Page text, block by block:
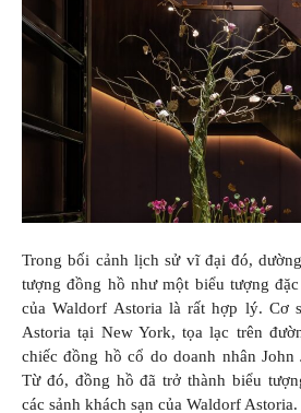
Trong bối cảnh lịch sử vĩ đại đó,
tượng đồng hồ như một biểu tượng
của Waldorf Astoria là rất hợp lý. Cơ
Astoria tại New York, tọa lạc trên
chiếc đồng hồ cổ do doanh nhân
Từ đó, đồng hồ đã trở thành biểu
các sảnh khách sạn của Waldorf Astoria.